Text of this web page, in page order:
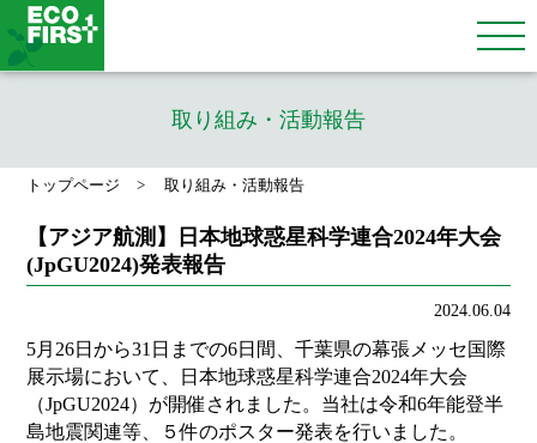
取り組み・活動報告
トップページ 取り組み・活動報告
【アジア航測】日本地球惑星科学連合2024年大会
(JpGU2024)発表報告
2024.06.04
5月26日から31日までの6日間、千葉県の幕張メッセ国際
展示場において、日本地球惑星科学連合2024年大会
（JpGU2024）が開催されました。当社は令和6年能登半
島地震関連等、５件のポスター発表を行いました。